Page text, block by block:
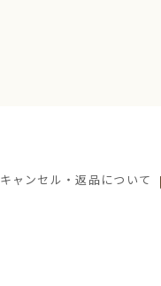
キャンセル・返品について